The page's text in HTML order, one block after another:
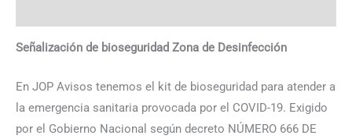
Señalización de bioseguridad Zona de Desinfección
En JOP Avisos tenemos el kit de bioseguridad para atender a
la emergencia sanitaria provocada por el COVID-19. Exigido
por el Gobierno Nacional según decreto NÚMERO 666 DE